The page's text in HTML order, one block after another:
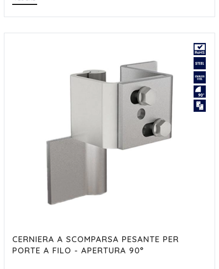
CERNIERA A SCOMPARSA PESANTE PER
PORTE A FILO - APERTURA 90°